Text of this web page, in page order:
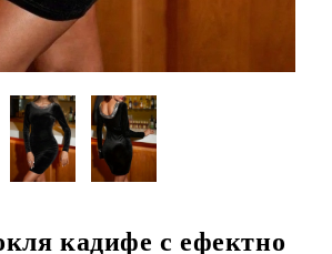
кадифе с ефектно